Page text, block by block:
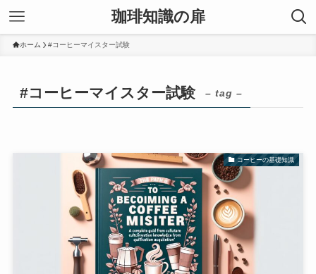
珈琲知識の扉
ホーム #コーヒーマイスター試験
#コーヒーマイスター試験 – tag –
コーヒーの基礎知識